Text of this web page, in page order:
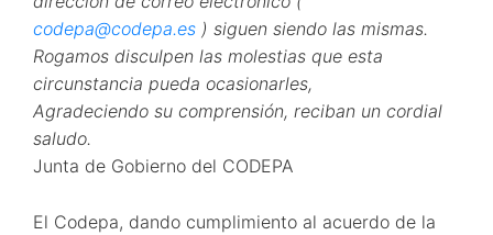
codepa@codepa.es ) siguen siendo las mismas.
Rogamos disculpen las molestias que esta
circunstancia pueda ocasionarles,
Agradeciendo su comprensión, reciban un cordial
saludo.
Junta de Gobierno del CODEPA
El Codepa, dando cumplimiento al acuerdo de la